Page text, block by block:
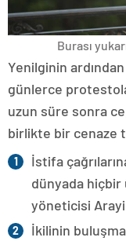
Burası
Yenilginin
günlerce
uzun süre sonra
birlikte bir cenaze
İstifa
dünyada hiçbir
yöneticisi
İkilinin